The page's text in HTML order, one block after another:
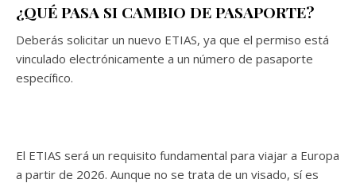
¿QUÉ PASA SI CAMBIO DE PASAPORTE?
Deberás solicitar un nuevo ETIAS, ya que el permiso está
vinculado electrónicamente a un número de pasaporte
específico.
El ETIAS será un requisito fundamental para viajar a Europa
a partir de 2026. Aunque no se trata de un visado, sí es